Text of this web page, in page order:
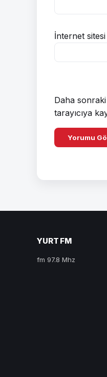
İnternet sitesi
Daha
tarayıcıya
YURT FM
fm 97.8 Mhz